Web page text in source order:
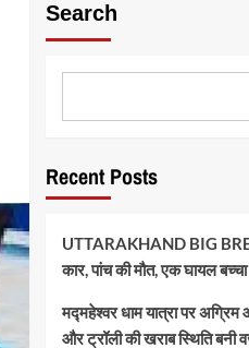
Search
Recent Posts
UTTARAKHAND BIG
कार, पांच की मौत, एक घायल
मद्महेश्वर धाम यात्रा पर
और ट्रॉली की खराब स्थिति बनी